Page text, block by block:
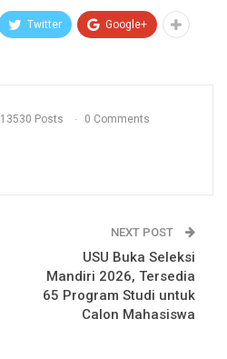
Twitter Google+
13530 Posts 0 Comments
NEXT POST
USU Buka Seleksi
Mandiri 2026, Tersedia
65 Program Studi untuk
Calon Mahasiswa